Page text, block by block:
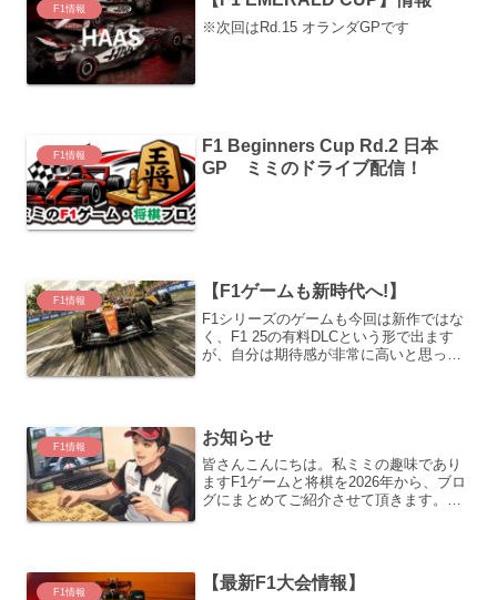
F1情報
※次回はRd.15 オランダGPです
F1情報
F1 Beginners Cup Rd.2 日本
GP ミミのドライブ配信！
F1情報 【F1ゲームも新時代へ!】
F1シリーズのゲームも今回は新作ではな
く、F1 25の有料DLCという形で出ます
が、自分は期待感が非常に高いと思って
F1情報 お知らせ
皆さんこんにちは。私ミミの趣味であり
ますF1ゲームと将棋を2026年から、ブロ
グにまとめてご紹介させて頂きます。よ
F1情報 【最新F1大会情報】